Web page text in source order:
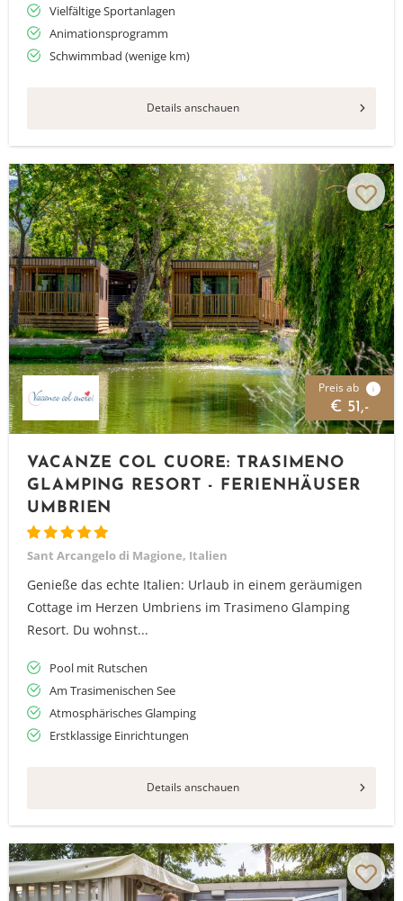
Vielfältige Sportanlagen
Animationsprogramm
Schwimmbad (wenige km)
Details anschauen
Preis ab i
€ 51,-
VACANZE COL CUORE: TRASIMENO
GLAMPING RESORT - FERIENHÄUSER
UMBRIEN
Sant Arcangelo di Magione, Italien
Genieße das echte Italien: Urlaub in einem geräumigen
Cottage im Herzen Umbriens im Trasimeno Glamping
Resort. Du wohnst...
Pool mit Rutschen
Am Trasimenischen See
Atmosphärisches Glamping
Erstklassige Einrichtungen
Details anschauen